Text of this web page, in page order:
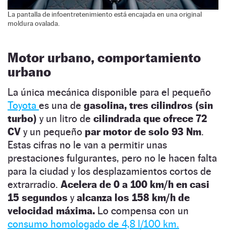
La pantalla de infoentretenimiento está encajada en una original
moldura ovalada.
Motor urbano, comportamiento
urbano
La única mecánica disponible para el pequeño
Toyota es una de gasolina, tres cilindros (sin
turbo) y un litro de cilindrada que ofrece 72
CV y un pequeño par motor de solo 93 Nm.
Estas cifras no le van a permitir unas
prestaciones fulgurantes, pero no le hacen falta
para la ciudad y los desplazamientos cortos de
extrarradio. Acelera de 0 a 100 km/h en casi
15 segundos yalcanza los 158 km/h de
velocidad máxima. Lo compensa con un
consumo homologado de 4,8 l/100 km.